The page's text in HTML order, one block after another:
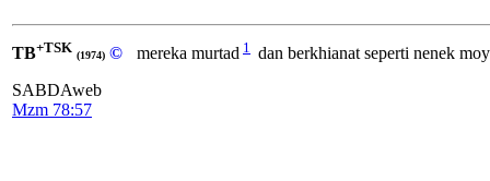
TB+TSK (1974) ©
SABDAweb
Mzm 78:57
mereka murtad 1 dan berkhianat seperti nenek